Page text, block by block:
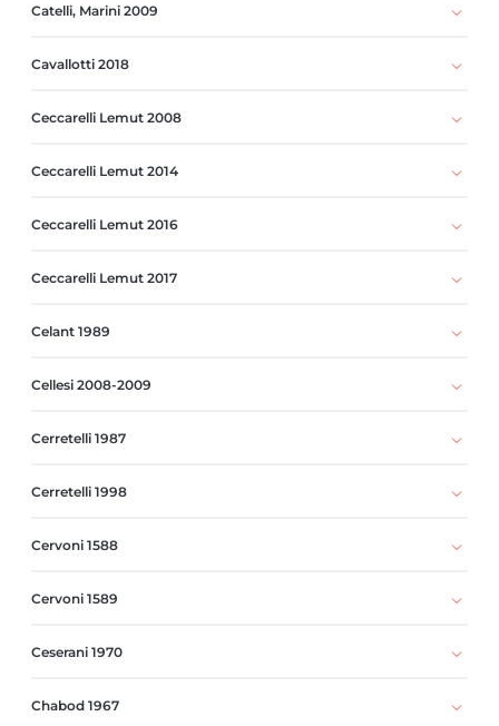
Catelli, Marini 2009
Cavallotti 2018
Ceccarelli Lemut 2008
Ceccarelli Lemut 2014
Ceccarelli Lemut 2016
Ceccarelli Lemut 2017
Celant 1989
Cellesi 2008-2009
Cerretelli 1987
Cerretelli 1998
Cervoni 1588
Cervoni 1589
Ceserani 1970
Chabod 1967